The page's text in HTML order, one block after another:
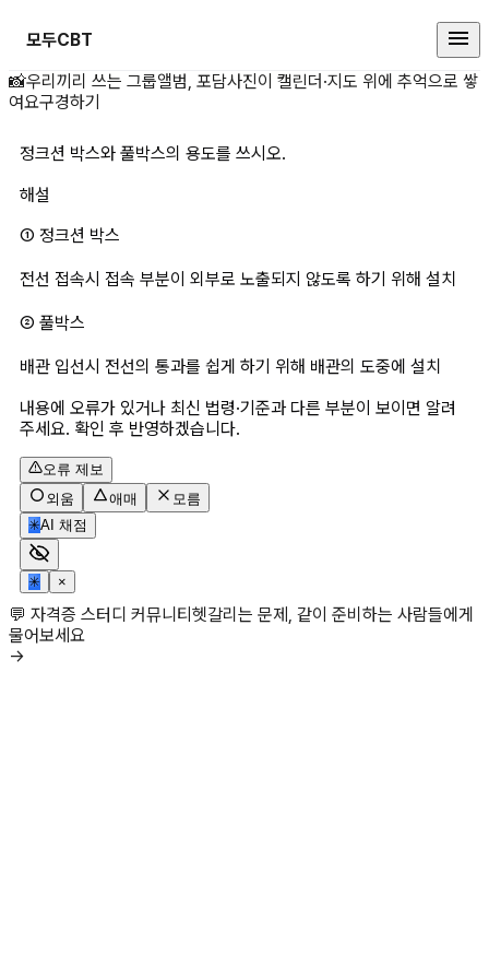
모두CBT
정크션 박스와 풀박스의 용도를 쓰
📸우리끼리 쓰는 그룹앨범, 포담사진이 캘린더·지도 위에 추억으로 쌓
여요구경하기
정크션 박스와 풀박스의 용도를 쓰시오.
해설
① 정크션 박스
전선 접속시 접속 부분이 외부로 노출되지 않도록 하기 위해 설치
② 풀박스
배관 입선시 전선의 통과를 쉽게 하기 위해 배관의 도중에 설치
내용에 오류가 있거나 최신 법령·기준과 다른 부분이 보이면 알려
주세요. 확인 후 반영하겠습니다.
오류 제보
외움
애매
모름
✳AI 채점
✳ ×
💬 자격증 스터디 커뮤니티헷갈리는 문제, 같이 준비하는 사람들에게
물어보세요
→